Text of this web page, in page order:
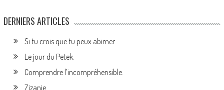
DERNIERS ARTICLES
Si tu crois que tu peux abimer…
Le jour du Petek.
Comprendre l’incompréhensible.
Zizanie.